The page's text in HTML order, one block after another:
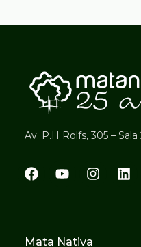
Av. P.H Rolfs, 305 –
Mata Nativa